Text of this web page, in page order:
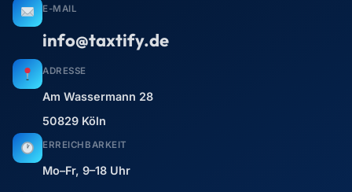
E-MAIL
info@taxtify.de
ADRESSE
Am Wassermann 28
50829 Köln
ERREICHBARKEIT
Mo–Fr, 9–18 Uhr